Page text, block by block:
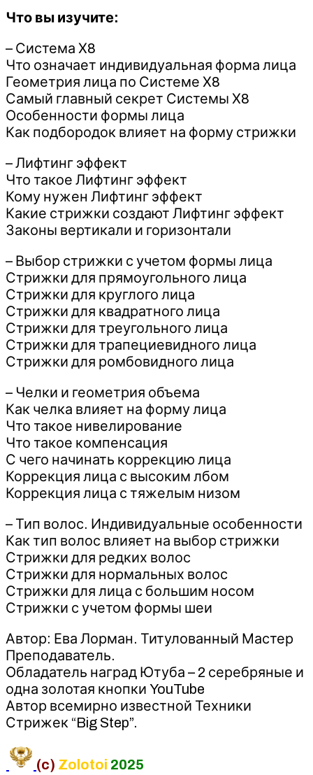
Что вы изучите:
– Система Х8
Что означает индивидуальная форма лица
Геометрия лица по Системе Х8
Самый главный секрет Системы Х8
Особенности формы лица
Как подбородок влияет на форму стрижки
– Лифтинг эффект
Что такое Лифтинг эффект
Кому нужен Лифтинг эффект
Какие стрижки создают Лифтинг эффект
Законы вертикали и горизонтали
– Выбор стрижки с учетом формы лица
Стрижки для прямоугольного лица
Стрижки для круглого лица
Стрижки для квадратного лица
Стрижки для треугольного лица
Стрижки для трапециевидного лица
Стрижки для ромбовидного лица
– Челки и геометрия объема
Как челка влияет на форму лица
Что такое нивелирование
Что такое компенсация
С чего начинать коррекцию лица
Коррекция лица с высоким лбом
Коррекция лица с тяжелым низом
– Тип волос. Индивидуальные особенности
Как тип волос влияет на выбор стрижки
Стрижки для редких волос
Стрижки для нормальных волос
Стрижки для лица с большим носом
Стрижки с учетом формы шеи
Автор: Ева Лорман. Титулованный Мастер
Преподаватель.
Обладатель наград Ютуба – 2 серебряные и
одна золотая кнопки YouTube
Автор всемирно известной Техники
Стрижек “Big Step”.
(c) Zolotoi 2025